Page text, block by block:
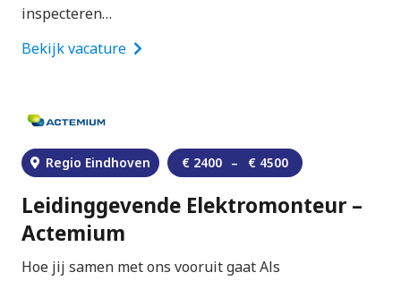
inspecteren…
Bekijk vacature
Regio Eindhoven € 2400 – € 4500
Leidinggevende Elektromonteur –
Actemium
Hoe jij samen met ons vooruit gaat Als